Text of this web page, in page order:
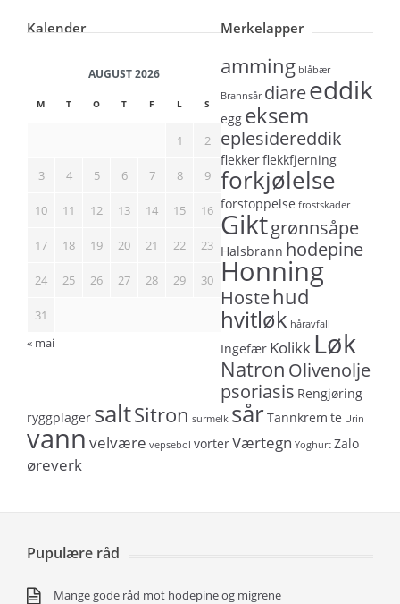
Kalender
AUGUST 2026
M T O T F L S
1 2
3 4 5 6 7 8 9
10 11 12 13 14 15 16
17 18 19 20 21 22 23
24 25 26 27 28 29 30
31
« mai
Merkelapper
amming blåbær
Brannsår diareeddik
egg eksem
eplesidereddik
flekkerflekkfjerning
forkjølelse
forstoppelse frostskader
Giktgrønnsåpe
Halsbrann hodepine
Honning
Hostehud
hvitløk håravfall
Ingefær Kolikk Løk
Natron Olivenolje
psoriasis Rengjøring
ryggplager saltSitron surmelk sårTannkrem te Urin
vann velvære vepsebol vorterVærtegn Yoghurt Zalo
øreverk
Pupulære råd
Mange gode råd mot hodepine og migrene